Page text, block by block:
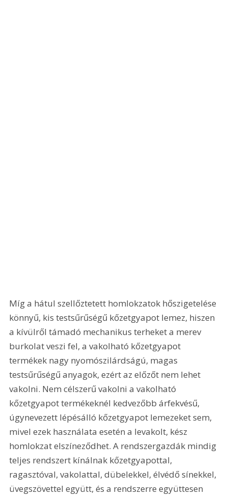
Míg a hátul szellőztetett homlokzatok hőszigetelése
könnyű, kis testsűrűségű kőzetgyapot lemez, hiszen
a kívülről támadó mechanikus terheket a merev
burkolat veszi fel, a vakolható kőzetgyapot
termékek nagy nyomószilárdságú, magas
testsűrűségű anyagok, ezért az előzőt nem lehet
vakolni. Nem célszerű vakolni a vakolható
kőzetgyapot termékeknél kedvezőbb árfekvésű,
úgynevezett lépésálló kőzetgyapot lemezeket sem,
mivel ezek használata esetén a levakolt, kész
homlokzat elszíneződhet. A rendszergazdák mindig
teljes rendszert kínálnak kőzetgyapottal,
ragasztóval, vakolattal, dübelekkel, élvédő sínekkel,
üvegszövettel együtt, és a rendszerre együttesen